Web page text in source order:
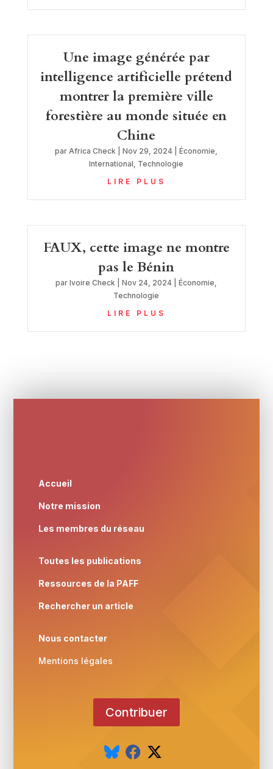
Une image générée par
intelligence artificielle prétend
montrer la première ville
forestière au monde située en
Chine
par Africa Check |Nov 29, 2024 |Économie
International Technologie
LIRE PLUS
FAUX, cette image ne montre
pas le Bénin
parIvoire Check |Nov 24, 2024 |Économie,
Technologie
LIRE PLUS
Accueil
Notre mission
Les membres du réseau
Toutes les publications
Ressources de la PAFF
Rechercher un article
Nous contacter
Mentions légales
Contribuer